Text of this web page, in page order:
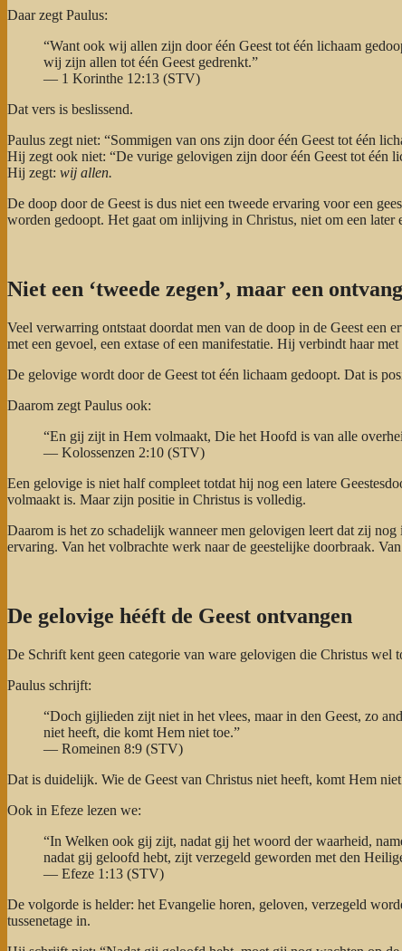
Daar zegt Paulus:
“Want ook wij allen zijn door één Geest tot één lichaam
wij zijn allen tot één Geest gedrenkt.”
— 1 Korinthe 12:13 (STV)
Dat vers is beslissend.
Paulus zegt niet: “Sommigen van ons zijn door één Geest tot één
Hij zegt ook niet: “De vurige gelovigen zijn door één Geest tot één
Hij zegt: wij allen.
De doop door de Geest is dus niet een tweede ervaring voor een
worden gedoopt. Het gaat om inlijving in Christus, niet om een later
Niet een ‘tweede zegen’, maar een
Veel verwarring ontstaat doordat men van de doop in de Geest een
met een gevoel, een extase of een manifestatie. Hij verbindt haar
De gelovige wordt door de Geest tot één lichaam gedoopt. Dat is
Daarom zegt Paulus ook:
“En gij zijt in Hem volmaakt, Die het Hoofd is van alle
— Kolossenzen 2:10 (STV)
Een gelovige is niet half compleet totdat hij nog een latere
volmaakt is. Maar zijn positie in Christus is volledig.
Daarom is het zo schadelijk wanneer men gelovigen leert dat zij
ervaring. Van het volbrachte werk naar de geestelijke doorbraak.
De gelovige hééft de Geest ontvangen
De Schrift kent geen categorie van ware gelovigen die Christus wel
Paulus schrijft:
“Doch gijlieden zijt niet in het vlees, maar in den Geest, zo
niet heeft, die komt Hem niet toe.”
— Romeinen 8:9 (STV)
Dat is duidelijk. Wie de Geest van Christus niet heeft, komt Hem
Ook in Efeze lezen we:
“In Welken ook gij zijt, nadat gij het woord der waarheid,
nadat gij geloofd hebt, zijt verzegeld geworden met den
— Efeze 1:13 (STV)
De volgorde is helder: het Evangelie horen, geloven, verzegeld
tussenetage in.